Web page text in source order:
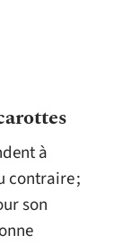
à
contraire ;
son